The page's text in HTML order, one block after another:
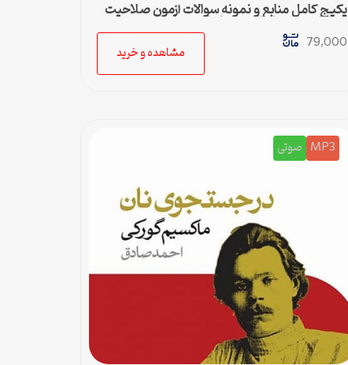
پکیج کامل منابع و نمونه سوالات آزمون صلاحیت
حرفه‌ای روانشناسان و مشاوران
79,000
مشاهده و خرید
MP3 صوتی